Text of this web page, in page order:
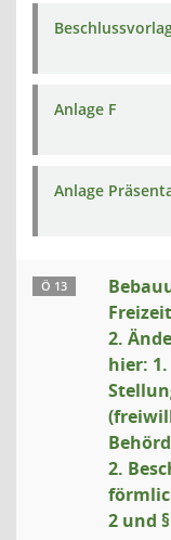
Anlage F
Anlage
Ö 13
2.
hier:
2.
2 und